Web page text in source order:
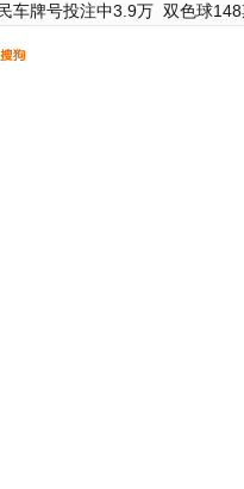
车牌号投注中3.9万 双色球